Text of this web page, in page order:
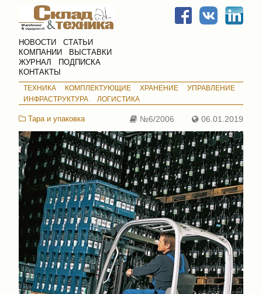
НОВОСТИ
СТАТЬИ
КОМПАНИИ
ВЫСТАВКИ
ЖУРНАЛ
ПОДПИСКА
КОНТАКТЫ
ТЕХНИКА КОМПЛЕКТУЮЩИЕ ХРАНЕНИЕ
УПРАВЛЕНИЕ
ИНФРАСТРУКТУРА
ЛОГИСТИКА
Тара и упаковка №6/2006 06.01.2019